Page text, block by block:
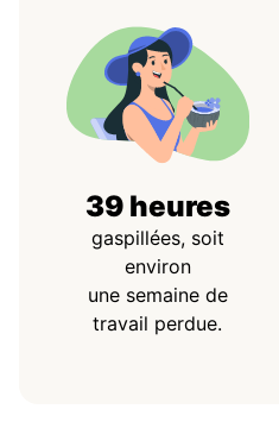
39 heures
gaspillées, soit
environ
une semaine de
travail perdue.